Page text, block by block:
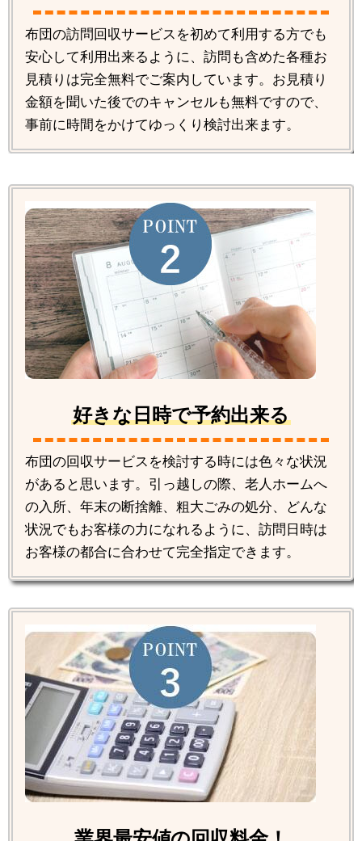
布団の訪問回収サービスを初めて利用する方でも
安心して利用出来るように、訪問も含めた各種お
見積りは完全無料でご案内しています。お見積り
金額を聞いた後でのキャンセルも無料ですので、
事前に時間をかけてゆっくり検討出来ます。
好きな日時で予約出来る
布団の回収サービスを検討する時には色々な状況
があると思います。引っ越しの際、老人ホームへ
の入所、年末の断捨離、粗大ごみの処分、どんな
状況でもお客様の力になれるように、訪問日時は
お客様の都合に合わせて完全指定できます。